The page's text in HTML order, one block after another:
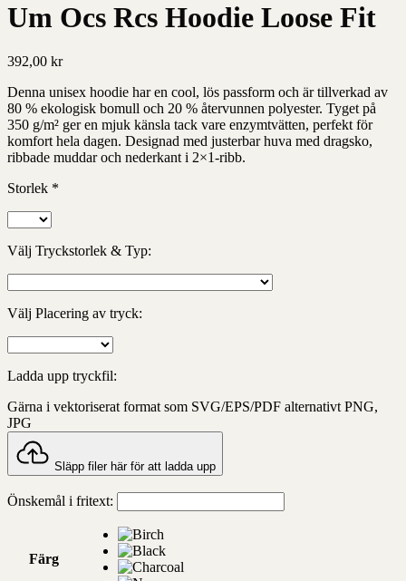
Um Ocs Rcs Hoodie Loose Fit
392,00 kr
Denna unisex hoodie har en cool, lös passform och är tillverkad av
80 % ekologisk bomull och 20 % återvunnen polyester. Tyget på
350 g/m² ger en mjuk känsla tack vare enzymtvätten, perfekt för
komfort hela dagen. Designad med justerbar huva med dragsko,
ribbade muddar och nederkant i 2×1-ribb.
Storlek *
Välj Tryckstorlek & Typ:
Välj Placering av tryck:
Ladda upp tryckfil:
Gärna i vektoriserat format som SVG/EPS/PDF alternativt PNG,
JPG
Släpp filer här för att ladda upp
Önskemål i fritext:
Färg